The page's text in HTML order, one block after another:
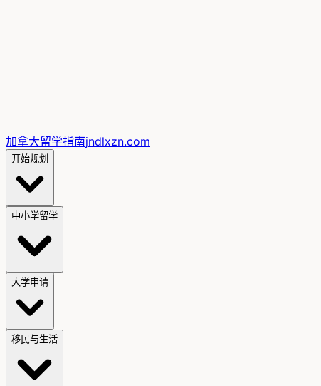
加拿大留学指南jndlxzn.com
开始规划
中小学留学
大学申请
移民与生活